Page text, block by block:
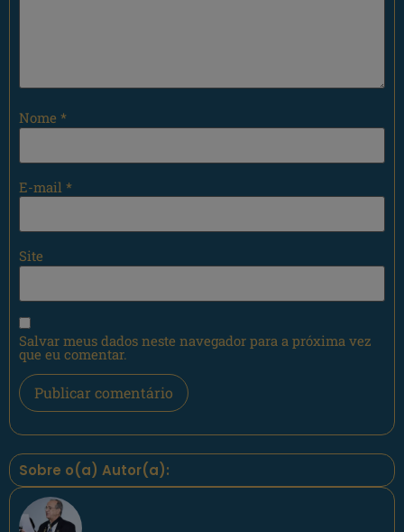
Nome *
E-mail *
Site
Salvar meus dados neste navegador para a próxima vez
que eu comentar.
Sobre o(a) Autor(a):